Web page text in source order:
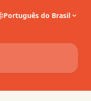
Português do Brasil